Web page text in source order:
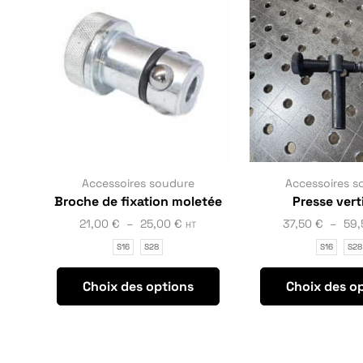
Accessoires soudure
Broche de fixation moletée
21,00€ – 25,00€ HT
S16 S28
Choix des options
Accessoires
Presse
37,50€ –
S16 S28
Choix des